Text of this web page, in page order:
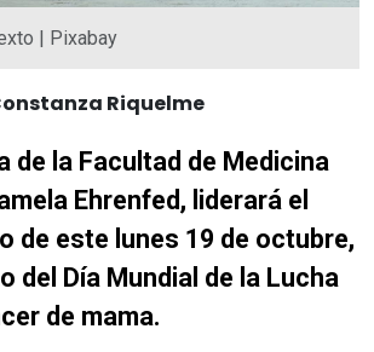
| Pixabay
Riquelme
de la Facultad de Medicina
Ehrenfed, liderará el
de este lunes 19 de octubre,
del Día Mundial de la Lucha
de mama.